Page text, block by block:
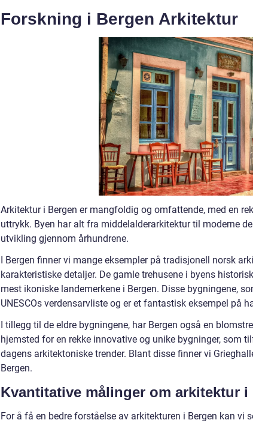
Forskning i Bergen Arkitektur
Arkitektur i Bergen er mangfoldig og omfattende, med en
uttrykk. Byen har alt fra middelalderarkitektur til moderne
utvikling gjennom århundrene.
I Bergen finner vi mange eksempler på tradisjonell norsk
karakteristiske detaljer. De gamle trehusene i byens
mest ikoniske landemerkene i Bergen. Disse bygningene,
UNESCOs verdensarvliste og er et fantastisk eksempel på
I tillegg til de eldre bygningene, har Bergen også en
hjemsted for en rekke innovative og unike bygninger, som
dagens arkitektoniske trender. Blant disse finner vi
Bergen.
Kvantitative målinger om arkitektur i
For å få en bedre forståelse av arkitekturen i Bergen kan vi